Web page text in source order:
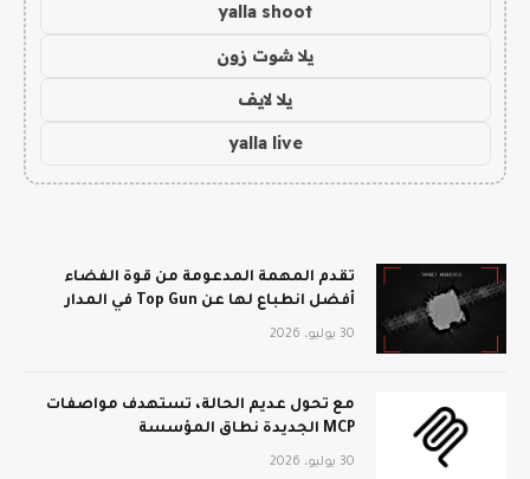
yalla shoot
يلا شوت زون
يلا لايف
yalla live
تقدم المهمة المدعومة من قوة الفضاء
أفضل انطباع لها عن Top Gun في المدار
30 يوليو، 2026
مع تحول عديم الحالة، تستهدف مواصفات
MCP الجديدة نطاق المؤسسة
30 يوليو، 2026